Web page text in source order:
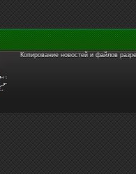
Копирование новостей и файлов